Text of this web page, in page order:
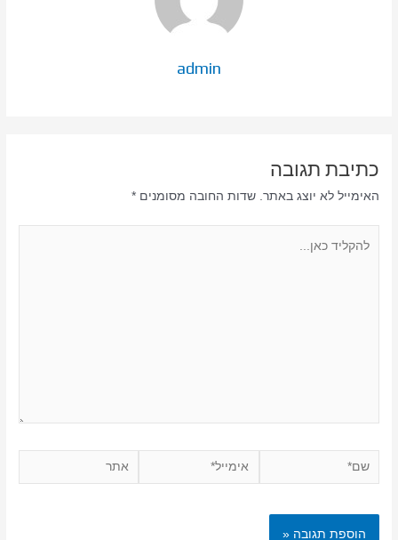
admin
כתיבת תגובה
האימייל לא יוצג באתר. שדות החובה מסומנים*
שם* אימייל* אתר